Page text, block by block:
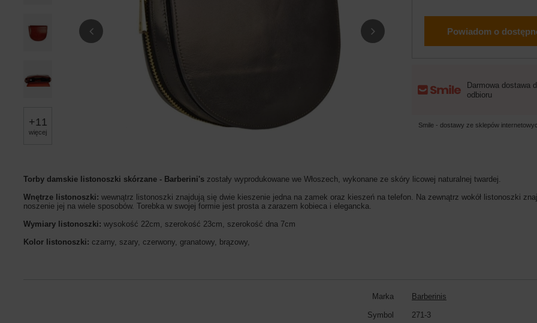
+11
więcej
Powiadom o
Darmowa dostawa
odbioru
Smile - dostawy ze sklepów
Torby damskie listonoszki skórzane - Barberini's zostały wyprodukowane we Włoszech, wykonane ze skóry licowej naturalnej twardej.
Wnętrze listonoszki: wewnątrz listonoszki znajdują się dwie kieszenie jedna na zamek oraz kieszeń na telefon. Na zewnątrz wokół listonoszki
noszenie jej na wiele sposobów. Torebka w swojej formie jest prosta a zarazem kobieca i elegancka.
Wymiary listonoszki: wysokość 22cm, szerokość 23cm, szerokość dna 7cm
Kolor listonoszki: czarny, szary, czerwony, granatowy, brązowy,
Marka Barberinis
Symbol 271-3